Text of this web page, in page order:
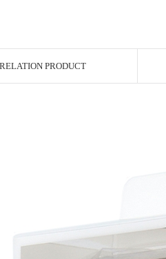
RELATION PRODUCT